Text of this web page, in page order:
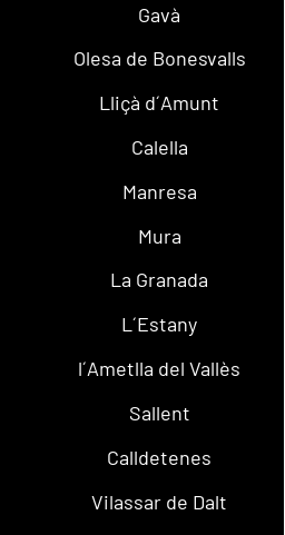
Gavà
Olesa de Bonesvalls
Lliçà d´Amunt
Calella
Manresa
Mura
La Granada
L´Estany
l´Ametlla del Vallès
Sallent
Calldetenes
Vilassar de Dalt